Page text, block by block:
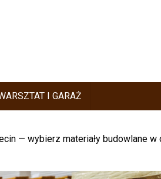
I GARAŻ
— wybierz materiały budowlane w